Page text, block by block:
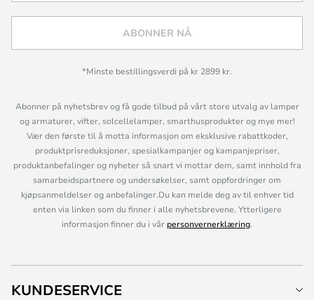
ABONNER NÅ
*Minste bestillingsverdi på kr 2899 kr.
Abonner på nyhetsbrev og få gode tilbud på vårt store utvalg av lamper
og armaturer, vifter, solcellelamper, smarthusprodukter og mye mer!
Vær den første til å motta informasjon om eksklusive rabattkoder,
produktprisreduksjoner, spesialkampanjer og kampanjepriser,
produktanbefalinger og nyheter så snart vi mottar dem, samt innhold fra
samarbeidspartnere og undersøkelser, samt oppfordringer om
kjøpsanmeldelser og anbefalinger.Du kan melde deg av til enhver tid
enten via linken som du finner i alle nyhetsbrevene. Ytterligere
informasjon finner du i vår personvernerklæring.
KUNDESERVICE